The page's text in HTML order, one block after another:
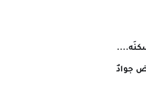
جوادٌ